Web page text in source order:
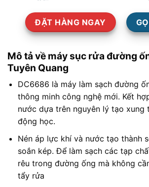
ĐẶT HÀNG NGAY
Mô tả về máy sục rửa đường
Tuyên Quang
DC6686 là máy làm sạch đường
thông minh công nghệ mới. Kết
nước dựa trên nguyên lý tạo xung
động học.
Nén áp lực khí và nước tạo thành
soắn kép. Để làm sạch các tạp
rêu trong đường ống mà không
tẩy rửa